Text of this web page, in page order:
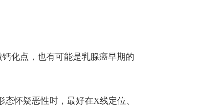
化点，也有可能是乳腺癌早期的
怀疑恶性时，最好在X线定位、